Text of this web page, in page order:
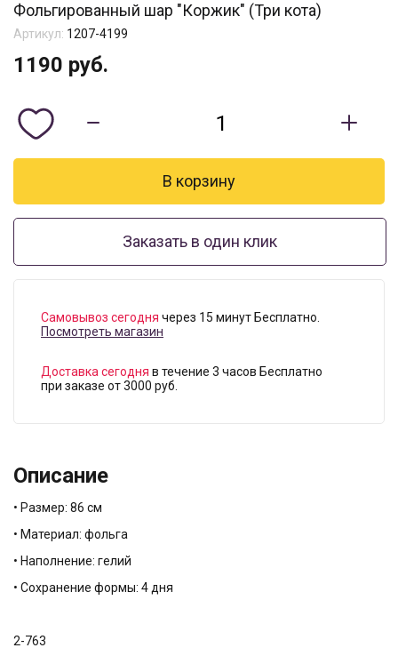
Фольгированный шар "Коржик" (Три кота)
Артикул: 1207-4199
1190 руб.
Заказать в один клик
Самовывоз сегодня через 15 минут Бесплатно.
Посмотреть магазин
Доставка сегодня в течение 3 часов Бесплатно
при заказе от 3000 руб.
Описание
• Размер: 86 см
• Материал: фольга
• Наполнение: гелий
• Сохранение формы: 4 дня
2-763